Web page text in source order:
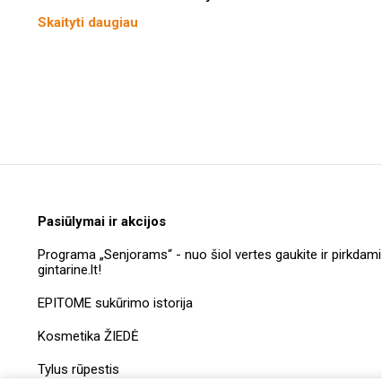
Skaityti daugiau
Pasiūlymai ir akcijos
Programa „Senjorams“ - nuo šiol vertes gaukite ir
gintarine.lt!
EPITOME sukūrimo istorija
Kosmetika ŽIEDĖ
Tylus rūpestis